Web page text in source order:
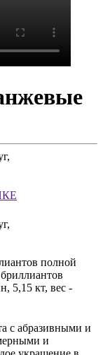
полной
5,15 кт, вес -
с абразивными и
и